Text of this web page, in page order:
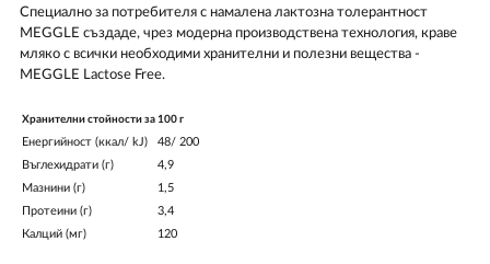
Специално за потребителя с намалена лактозна толерантност
МЕGGLE създаде, чрез модерна производствена технология, краве
мляко с всички необходими хранителни и полезни вещества -
МЕGGLE Lactose Free.
Хранителни стойности за 100 г
Енергийност (ккал/ kJ)
48/ 200
Въглехидрати (г)
4,9
Мазнини (г)
1,5
Протеини (г)
3,4
Калций (мг)
120